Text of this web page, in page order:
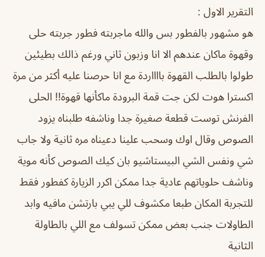
التقرير الاول :
هو مشهور بالفطور بس والله ماجربته فطور جربته حلى
وقهوة ماكان عندهم الا انا وزبون ثاني ورغم ذالك بطيئين
طولوا بالطلب القهوة بااااردة مع انا حرصنا عليه أكثر من مرة
اكسترا هوت لكن جت قمة البرودة ماكأنها قهوة!! الحلى
الفرنش توست قطعة صغيرة جدا وناشفه طلبناه يزود
الصوص وقال اوك وسحب علينا دعيناه مره ثانية ولا جاب
شي ونفس الشي البيستاشيو بان كيك الصوص كأنه موية
وناشف حلوياتهم عادية جدا ممكن اكرر الزيارة كفطور فقط
للتجربة المكان طبعا مكشوف للي يبي بارتشن مافيه وابد
الطاولات جنب بعض ممكن تسولف مع اللي بالطاولة
الثانية